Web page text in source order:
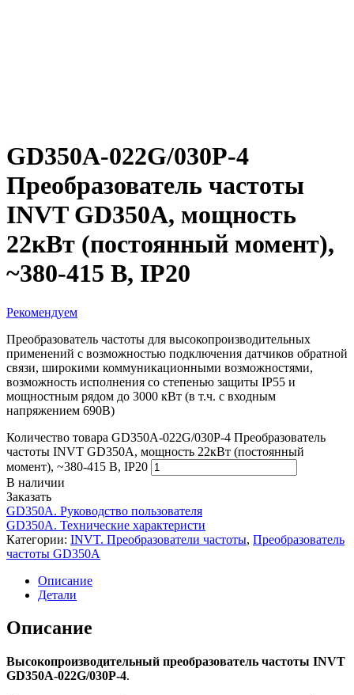
GD350A-022G/030P-4
Преобразователь частоты
INVT GD350A, мощность
22кВт (постоянный момент),
~380-415 В, IP20
Рекомендуем
Преобразователь частоты для высокопроизводительных
применений с возможностью подключения датчиков обратной
связи, широкими коммуникационными возможностями,
возможность исполнения со степенью защиты IP55 и
мощностным рядом до 3000 кВт (в т.ч. с входным
напряжением 690В)
Количество товара GD350A-022G/030P-4 Преобразователь
частоты INVT GD350A, мощность 22кВт (постоянный
момент), ~380-415 В, IP20
В наличии
Заказать
GD350A. Руководство пользователя
GD350A. Технические характеристи
Категории: INVT. Преобразователи частоты, Преобразователь
частоты GD350A
Описание
Детали
Описание
Высокопроизводительный преобразователь частоты INVT
GD350A-022G/030P-4.